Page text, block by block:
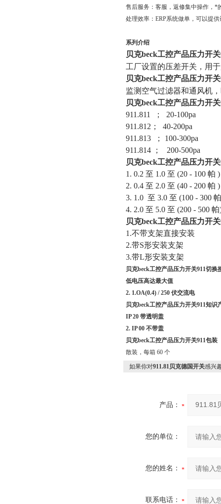
售后服务：客服，返修集中操作，*
处理效率： ERP系统做单，可以提
系列介绍
贝克beck工控产品压力开关
工厂设置的压差开关，用
贝克beck工控产品压力开关
监测空气过滤器和通风机
贝克beck工控产品压力开关
911.811
；
20-100pa
911.812 ；
40-200pa
911.813
；
100-300pa
911.814
；
200-500pa
贝克beck工控产品压力开关
1. 0.2 至 1.0 至 (20 - 100 帕 )
2. 0.4 至 2.0 至 (40 - 200 帕 )
3. 1.0 至 3.0 至 (100 - 300 帕
4. 2.0 至 5.0 至 (200 - 500 帕
贝克beck工控产品压力开关
1.不带支架直接安装
2.带S形安装支架
3.带L形安装支架
贝克beck工控产品压力开关911切换
低电压高达最大值
2. 1.OA(0.4) / 250 伏交流电
贝克beck工控产品压力开关911知识
IP 20 带透明盖
2. IP 00 不带盖
贝克beck工控产品压力开关911包装
散装，每箱 60 个
如果你对911.81贝克德国开关感兴
产品：
您的单位：
您的姓名：
联系电话：